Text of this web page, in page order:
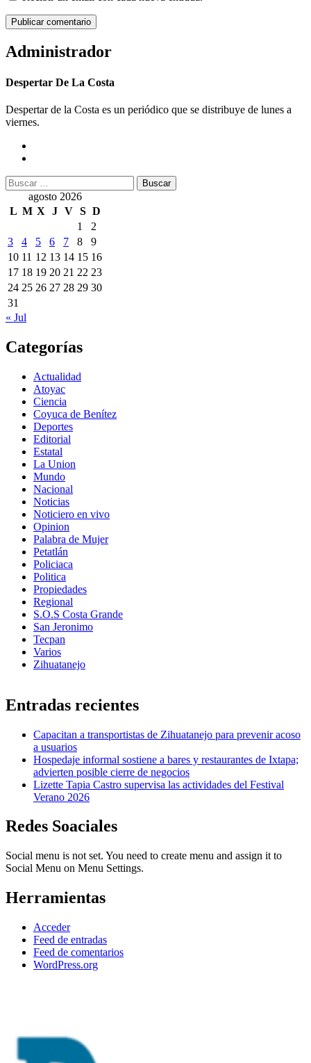
Administrador
Despertar De La Costa
Despertar de la Costa es un periódico que se distribuye de lunes a
viernes.
Buscar:
agosto 2026
L M X J V S D
1
2
3
4 5 6 7 8
9
10 11 12 13 14 15 16
17 18 19 20 21 22 23
24 25 26 27 28 29 30
31
« Jul
Categorías
Actualidad
Atoyac
Ciencia
Coyuca de Benítez
Deportes
Editorial
Estatal
La Union
Mundo
Nacional
Noticias
Noticiero en vivo
Opinion
Palabra de Mujer
Petatlán
Policiaca
Politica
Propiedades
Regional
S.O.S Costa Grande
San Jeronimo
Tecpan
Varios
Zihuatanejo
Entradas recientes
Capacitan a transportistas de Zihuatanejo para prevenir acoso
a usuarios
Hospedaje informal sostiene a bares y restaurantes de Ixtapa;
advierten posible cierre de negocios
Lizette Tapia Castro supervisa las actividades del Festival
Verano 2026
Redes Soaciales
Social menu is not set. You need to create menu and assign it to
Social Menu on Menu Settings.
Herramientas
Acceder
Feed de entradas
Feed de comentarios
WordPress.org